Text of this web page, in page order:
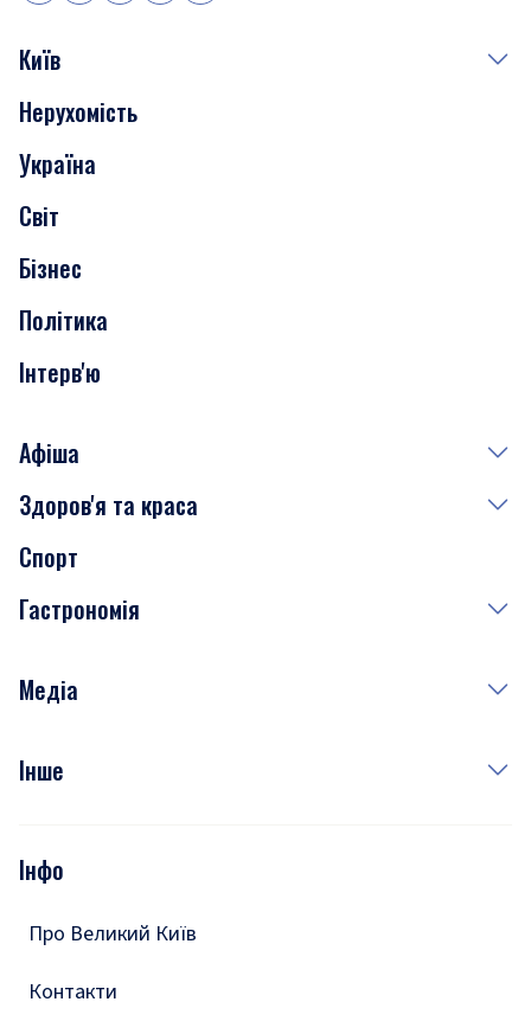
Київ
Події
Скандали
Нерухомість
Транспорт
Нерухомість
Україна
Світ
Бізнес
Політика
Інтерв'ю
Афіша
Сьогодні
Завтра
Субота
Здоров'я та краса
Медицина
Краса
Спорт
Гастрономія
Рецепти
Медіа
Фото
Подкасти
Інше
Тести
Інфо
Про Великий Київ
Контакти